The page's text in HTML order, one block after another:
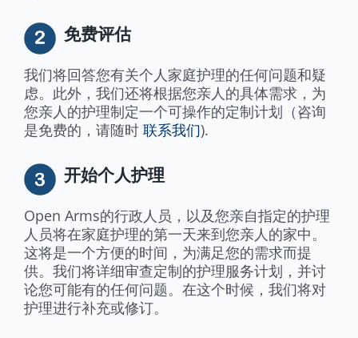
免费评估
我们将回答您有关个人家庭护理的任何问题和疑
虑。此外，我们还将根据您亲人的具体需求，为
您亲人的护理制定一个可操作的定制计划（咨询
是免费的，请随时 联系我们).
开始个人护理
Open Arms的行政人员，以及您亲自指定的护理
人员将在家庭护理的第一天来到您亲人的家中。
这将是一个方便的时间，为满足您的需求而提
供。我们将详细审查定制的护理服务计划，并讨
论您可能有的任何问题。在这个时候，我们将对
护理进行补充或修订。